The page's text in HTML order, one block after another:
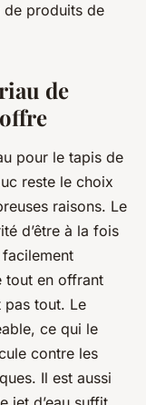
de produits de
de
pour le tapis de
reste le choix
raisons. Le
d’être à la fois
tout en offrant
pas tout. Le
ce qui le
contre les
Il est aussi